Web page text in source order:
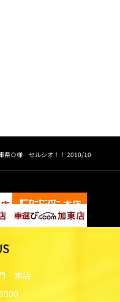
県Ｏ様 セルシオ！！ 2010/10
本店